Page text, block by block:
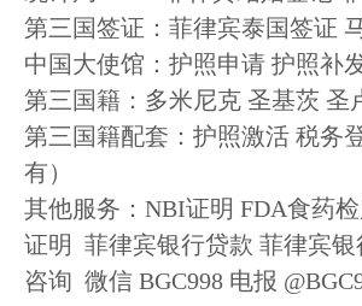
第三国签证：菲律宾泰国签证
中国大使馆：护照申请 护照补
第三国籍：多米尼克 圣基茨
第三国籍配套：护照激活 税务
有）
其他服务：NBI证明 FDA食药
证明 菲律宾银行贷款 菲律宾
咨询 微信 BGC998 电报